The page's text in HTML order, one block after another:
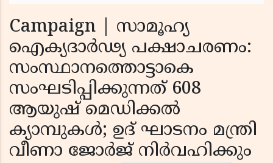
Campaign | സാമൂഹ്യ
ഐക്യദാര്‍ഢ്യ പക്ഷാചരണം:
സംസ്ഥാനത്തൊട്ടാകെ
സംഘടിപ്പിക്കുന്നത് 608
ആയുഷ് മെഡിക്കല്‍
ക്യാമ്പുകള്‍; ഉദ് ഘാടനം മന്ത്രി
വീണാ ജോര്‍ജ് നിര്‍വഹിക്കും